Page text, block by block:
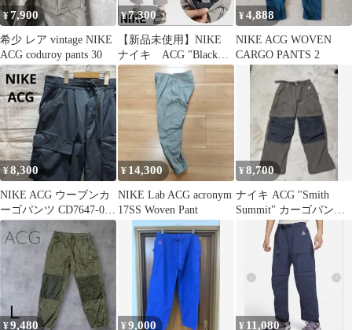
¥7,900
希少 レア vintage NIKE
ACG coduroy pants 30
¥7,300
【新品未使用】NIKE
ナイキ ACG "Black
Iguana" XXL
¥4,888
NIKE ACG WOVEN
CARGO PANTS 2
¥ 8,300
NIKE ACG ウーブンカ
ーゴパンツ CD7647-010
S 人気 お洒落
¥ 14,300
NIKE Lab ACG acronym
17SS Woven Pant
¥8,700
ナイキ ACG "Smith
Summit" カーゴパンツ
¥9,480 ¥9,000 ¥ 11,080